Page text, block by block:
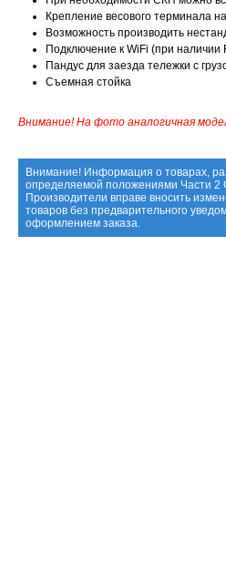
Крепление весового терминала
Возможность производить
Подключение к WiFi (при наличии
Пандус для заезда тележки с
Съемная стойка
Внимание! На фото аналогичная
Внимание! Информация о товарах,
определяемой положениями Части 2
Производители вправе вносить
товаров без предварительного
оформлением заказа.